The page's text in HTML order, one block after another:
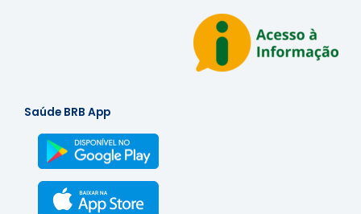
Saúde BRB App